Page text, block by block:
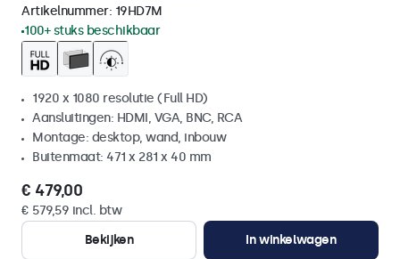
Artikelnummer: 19HD7M
100+ stuks beschikbaar
1920 x 1080 resolutie (Full HD)
Aansluitingen: HDMI, VGA, BNC, RCA
Montage: desktop, wand, inbouw
Buitenmaat: 471 x 281 x 40 mm
€ 479,00
€ 579,59 incl. btw
Bekijken
In winkelwagen